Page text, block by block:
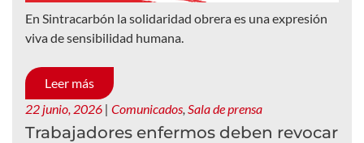
En Sintracarbón la solidaridad obrera es una expresión
viva de sensibilidad humana.
Leer más
22 junio, 2026 | Comunicados, Sala de prensa
Trabajadores enfermos deben revocar